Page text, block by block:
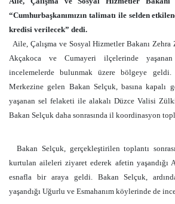
“Cumhurbaşkanımızın talimatı ile selden
kredisi verilecek” dedi.
Aile, Çalışma ve Sosyal Hizmetler Bakanı Zehra
Akçakoca ve Cumayeri ilçelerinde
incelemelerde bulunmak üzere bölgeye
Merkezine gelen Bakan Selçuk, basına kapalı
yaşanan sel felaketi ile alakalı Düzce Valisi
Bakan Selçuk daha sonrasında il koordinasyon
Bakan Selçuk, gerçekleştirilen toplantı
kurtulan aileleri ziyaret ederek afetin yaşandığı
esnafla bir araya geldi. Bakan Selçuk,
yaşandığı Uğurlu ve Esmahanım köylerinde de